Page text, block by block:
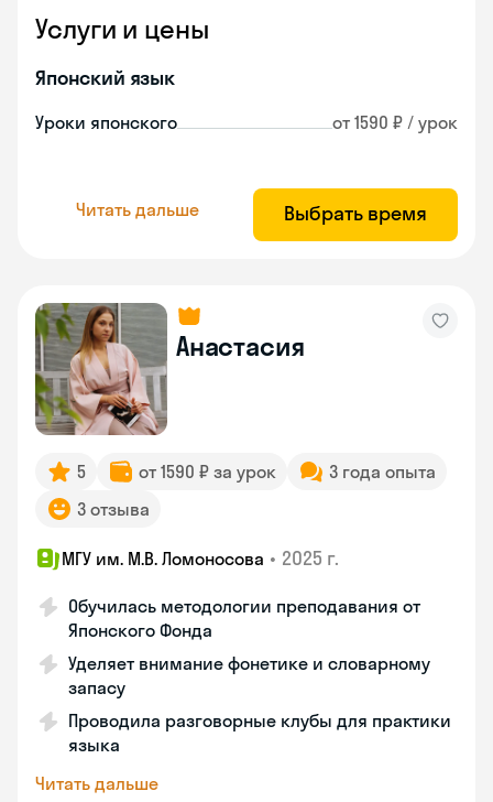
Услуги и цены
Японский язык
Уроки японского от 1590 ₽ / урок
Читать дальше Выбрать время
Анастасия
5 от 1590 ₽ за урок
3 года опыта
3 отзыва
МГУ им. М.В. Ломоносова • 2025 г.
Обучилась методологии преподавания от
Японского Фонда
Уделяет внимание фонетике и словарному
запасу
Проводила разговорные клубы для практики
языка
Читать дальше